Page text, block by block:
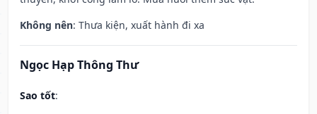
Không nên: Thưa kiện, xuất hành đi xa
Ngọc Hạp Thông Thư
Sao tốt: